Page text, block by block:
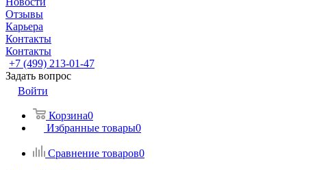
Отзывы
Карьера
Контакты
Контакты
+7 (499) 213-01-47
Задать вопрос
Войти
Корзина0
Избранные товары0
Сравнение товаров0